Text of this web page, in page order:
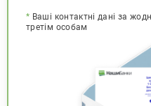
* Ваші контактні дані за
третім особам